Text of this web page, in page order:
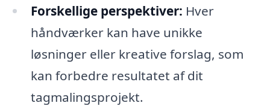
Forskellige perspektiver: Hver
håndværker kan have unikke
løsninger eller kreative forslag, som
kan forbedre resultatet af dit
tagmalingsprojekt.